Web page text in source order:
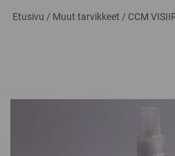
Etusivu / Muut tarvikkeet / CCM